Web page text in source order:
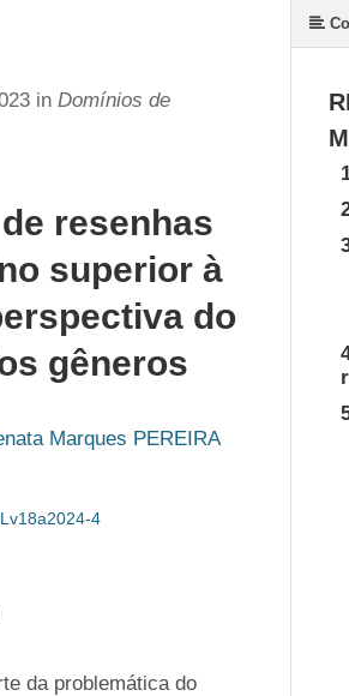
in Domínios de
resenhas
superior à
do
gêneros
Marques PEREIRA
4
da problemática do